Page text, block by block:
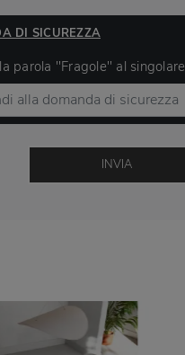
DI SICUREZZA
parola "Fragole" al singolare
INVIA